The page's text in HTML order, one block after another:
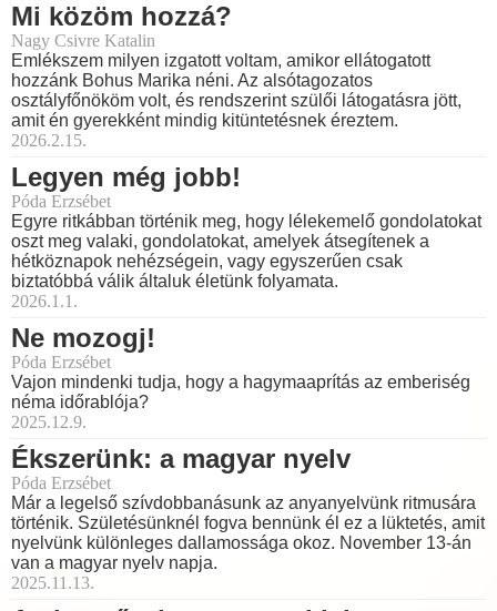
Mi közöm hozzá?
Nagy Csivre Katalin
Emlékszem milyen izgatott voltam, amikor ellátogatott
hozzánk Bohus Marika néni. Az alsótagozatos
osztályfőnököm volt, és rendszerint szülői látogatásra jött,
amit én gyerekként mindig kitüntetésnek éreztem.
2026.2.15.
Legyen még jobb!
Póda Erzsébet
Egyre ritkábban történik meg, hogy lélekemelő gondolatokat
oszt meg valaki, gondolatokat, amelyek átsegítenek a
hétköznapok nehézségein, vagy egyszerűen csak
biztatóbbá válik általuk életünk folyamata.
2026.1.1.
Ne mozogj!
Póda Erzsébet
Vajon mindenki tudja, hogy a hagymaaprítás az emberiség
néma időrablója?
2025.12.9.
Ékszerünk: a magyar nyelv
Póda Erzsébet
Már a legelső szívdobbanásunk az anyanyelvünk ritmusára
történik. Születésünknél fogva bennünk él ez a lüktetés, amit
nyelvünk különleges dallamossága okoz. November 13-án
van a magyar nyelv napja.
2025.11.13.